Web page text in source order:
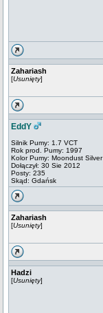
Zahariash
[Usunięty]
EddY
Silnik Pumy: 1.7 VCT
Rok prod. Pumy: 1997
Kolor Pumy: Moondust Silver
Dołączył: 30 Sie 2012
Posty: 235
Skąd: Gdańsk
Zahariash
[Usunięty]
Hadzi
[Usunięty]